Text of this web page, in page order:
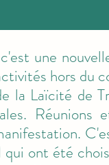
une
hors du
la Laïcité de
Réunions
ont été